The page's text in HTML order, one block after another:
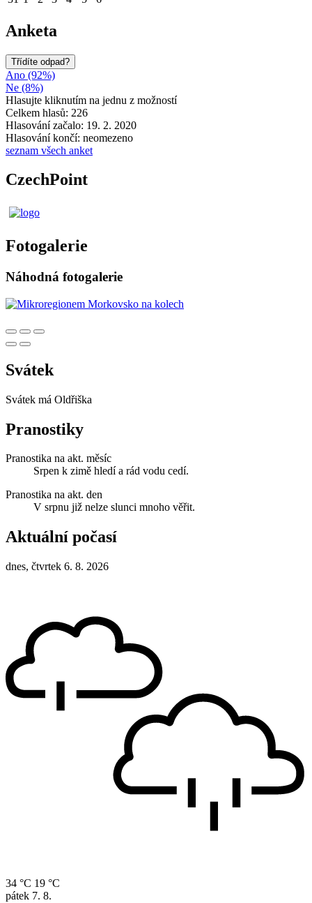
Anketa
Třídíte odpad?
Ano (92%)
Ne (8%)
Hlasujte kliknutím na jednu z možností
Celkem hlasů: 226
Hlasování začalo: 19. 2. 2020
Hlasování končí: neomezeno
seznam všech anket
CzechPoint
Fotogalerie
Náhodná fotogalerie
Svátek
Svátek má Oldřiška
Pranostiky
Pranostika na akt. měsíc
Srpen k zimě hledí a rád vodu cedí.
Pranostika na akt. den
V srpnu již nelze slunci mnoho věřit.
Aktuální počasí
dnes, čtvrtek 6. 8. 2026
34 °C 19 °C
pátek 7. 8.